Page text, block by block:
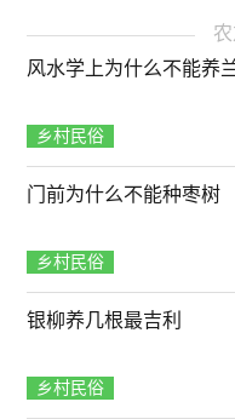
风水学上为什么不能养
乡村民俗
门前为什么不能种枣树
乡村民俗
银柳养几根最吉利
乡村民俗